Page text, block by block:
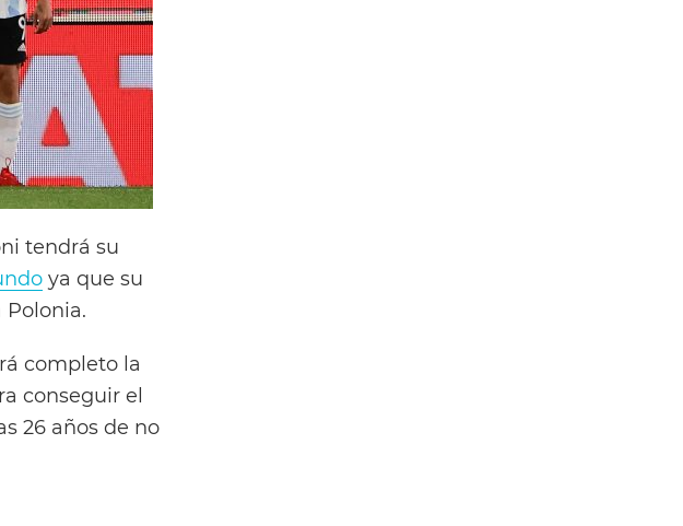
tendrá su
ya que su
Polonia.
completo la
conseguir el
26 años de no